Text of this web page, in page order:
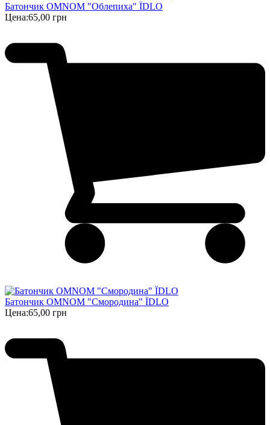
Батончик OMNOM "Облепиха" ЇDLO
Цена:65,00 грн
Батончик OMNOM "Смородина" ЇDLO
Цена:65,00 грн